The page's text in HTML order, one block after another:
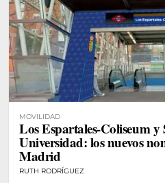
MOVILIDAD
Los Espartales-Coliseum
Universidad: los nuevos
Madrid
RUTH RODRÍGUEZ